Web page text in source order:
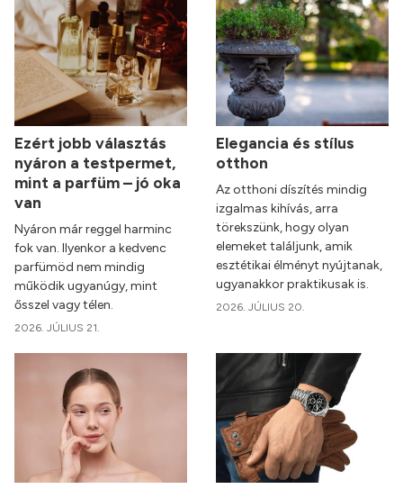
Ezért jobb választás
nyáron a testpermet,
mint a parfüm – jó oka
van
Nyáron már reggel harminc
fok van. Ilyenkor a kedvenc
parfümöd nem mindig
működik ugyanúgy, mint
ősszel vagy télen.
2026. JÚLIUS 21.
Elegancia és stílus
otthon
Az otthoni díszítés mindig
izgalmas kihívás, arra
törekszünk, hogy olyan
elemeket találjunk, amik
esztétikai élményt nyújtanak,
ugyanakkor praktikusak is.
2026. JÚLIUS 20.